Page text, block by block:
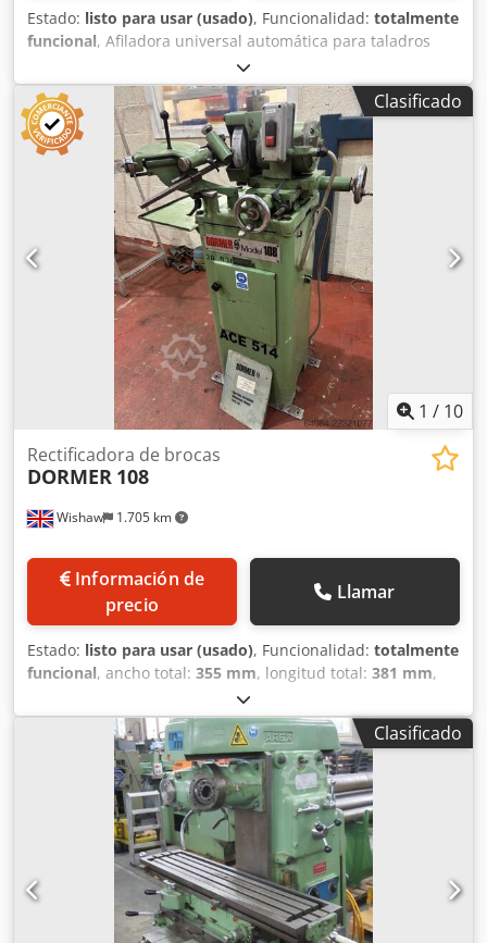
Estado: listo para usar (usado), Funcionalidad: totalmente
funcional, Afiladora universal automática para taladros
Brierley Dwjdpfxszlhlpo Agksa Modelo: ZB 32 Capacidad:
2,5-32 mm Con levas.
Clasificado
1 / 10
Wishaw 1.705 km
Rectificadora de brocas
DORMER 108
Información de
precio
Llamar
Estado: listo para usar (usado), Funcionalidad: totalmente
funcional, ancho total: 355 mm, longitud total: 381 mm,
, diámetro de disco rectificador:
mm, Afiladora automática de brocas Dormer Modelo: 108
Dodpfxjzlg Szo Agkowa
Clasificado